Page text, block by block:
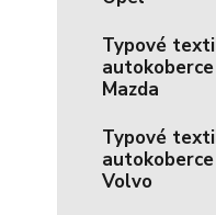
Typové
Mazda
Typové
Volvo